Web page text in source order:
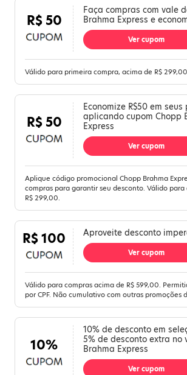
R$ 50
Faça compras com vale
Brahma Express e
Ver cupom
Válido para primeira compra, acima de R$
R$ 50
Economize R$50 em
aplicando cupom Chopp
Express
Ver cupom
Aplique código promocional Chopp Brahma
compras para garantir seu desconto. Válido para
R$ 299,00.
R$ 100 Aproveite desconto
Ver cupom
Válido para compras acima de R$ 599,00.
por CPF. Não cumulativo com outras promoções
10%
10% de desconto em
5% de desconto extra no
Brahma Express
Ver cupom